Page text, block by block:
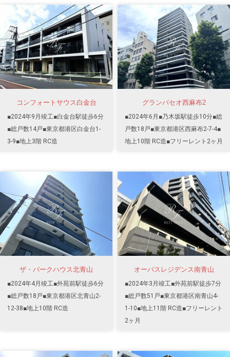
コンフォートサウス白金台
■2024年9月竣工■白金台駅徒歩6分
■総戸数14戸■東京都港区白金台1-
3-9■地上3階 RC造
グランパセオ西麻布2
■2024年6月■乃木坂駅徒歩10分■総
戸数18戸■東京都港区西麻布2-7-4■
地上10階 RC造■フリーレント2ヶ月
ザ・パークハウス北青山
■2024年4月竣工■外苑前駅徒歩6分
■総戸数18戸■東京都港区北青山2-
12-38■地上10階 RC造
オーパスレジデンス南青山
■2024年3月竣工■外苑前駅徒歩7分
■総戸数51戸■東京都港区南青山4-
1-10■地上11階 RC造■フリーレント
2ヶ月